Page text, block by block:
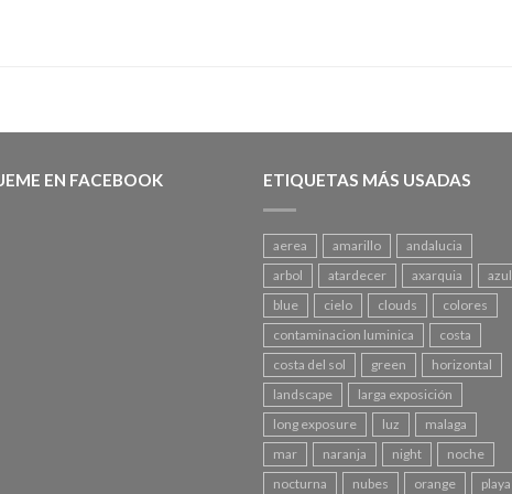
EN FACEBOOK ETIQUETAS MÁS USADAS
aerea amarillo
andalucia
arbol
atardecer axarquia
azul
blue
cielo clouds
colores
contaminacion luminica
costa
costa del sol
green
horizontal
landscape
larga exposición
long exposure
luz
malaga
mar
naranja night
noche
nocturna
nubes orange playa